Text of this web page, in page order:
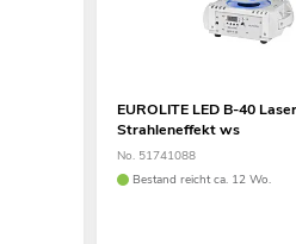
EUROLITE LED B-40
Strahleneffekt ws
No. 51741088
Bestand reicht ca. 12 Wo.